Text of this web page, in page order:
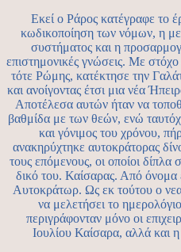
Εκεί ο Ράρος κατέγραφε το
κωδικοποίηση των νόμων, η
συστήματος και η
επιστημονικές γνώσεις. Με
τότε Ρώμης, κατέκτησε την
και ανοίγοντας έτσι μια νέα
Αποτέλεσα αυτών ήταν να
βαθμίδα με των θεών, ενώ
και γόνιμος του χρόνου,
ανακηρύχτηκε αυτοκράτορας
τους επόμενους, οι οποίοι
δικό του. Καίσαρας. Από όνομα
Αυτοκράτωρ. Ως εκ τούτου ο
να μελετήσει το
περιγράφονταν μόνο οι
Ιουλίου Καίσαρα, αλλά και